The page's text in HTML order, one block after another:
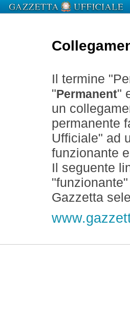
Il termine
" Permanent"
un
permanente
Ufficiale" ad
funzionante
Il seguente
Gazzetta